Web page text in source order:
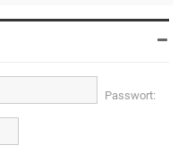
Passwort: